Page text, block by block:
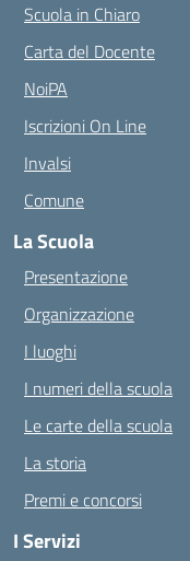
Scuola in Chiaro
Carta del Docente
NoiPA
Iscrizioni On Line
Invalsi
Comune
La Scuola
Presentazione
Organizzazione
I luoghi
I numeri della scuola
Le carte della scuola
La storia
Premi e concorsi
I Servizi